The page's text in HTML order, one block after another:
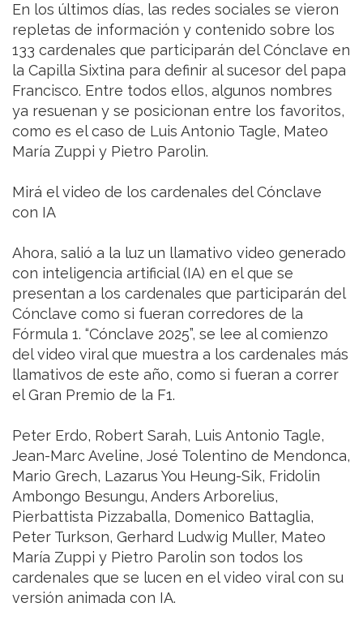
En los últimos días, las redes sociales se vieron
repletas de información y contenido sobre los
133 cardenales que participarán del Cónclave en
la Capilla Sixtina para definir al sucesor del papa
Francisco. Entre todos ellos, algunos nombres
ya resuenan y se posicionan entre los favoritos,
como es el caso de Luis Antonio Tagle, Mateo
María Zuppi y Pietro Parolin.
Mirá el video de los cardenales del Cónclave
con IA
Ahora, salió a la luz un llamativo video generado
con inteligencia artificial (IA) en el que se
presentan a los cardenales que participarán del
Cónclave como si fueran corredores de la
Fórmula 1. “Cónclave 2025”, se lee al comienzo
del video viral que muestra a los cardenales más
llamativos de este año, como si fueran a correr
el Gran Premio de la F1.
Peter Erdo, Robert Sarah, Luis Antonio Tagle,
Jean-Marc Aveline, José Tolentino de Mendonca,
Mario Grech, Lazarus You Heung-Sik, Fridolin
Ambongo Besungu, Anders Arborelius,
Pierbattista Pizzaballa, Domenico Battaglia,
Peter Turkson, Gerhard Ludwig Muller, Mateo
María Zuppi y Pietro Parolin son todos los
cardenales que se lucen en el video viral con su
versión animada con IA.